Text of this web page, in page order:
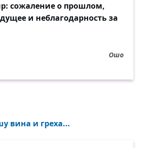
сожаление о прошлом,
и неблагодарность за
Ошо
вина и греха...